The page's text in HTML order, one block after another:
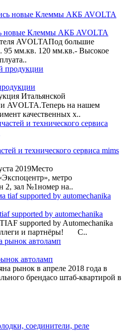
новые Клеммы АКБ AVOLTA
AVOLTAПод большие
95 мм.кв. 120 мм.кв.- Высокое
Итальянской
AVOLTA.Теперь на нашем
качественных х..
и технического сервиса mims
2019Место
метро
2, зал №1номер на..
supported by automechanika
supported by Automechanika
и партнёры! С..
автоламп
рынок в апреле 2018 года в
брендасо штаб-квартирой в
соединители, реле